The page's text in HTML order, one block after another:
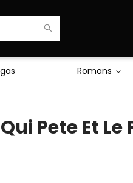
Romans
Pete Et Le